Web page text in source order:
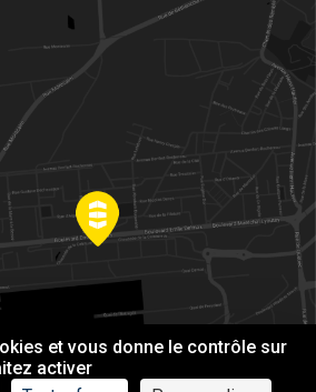
et vous donne le contrôle sur
activer